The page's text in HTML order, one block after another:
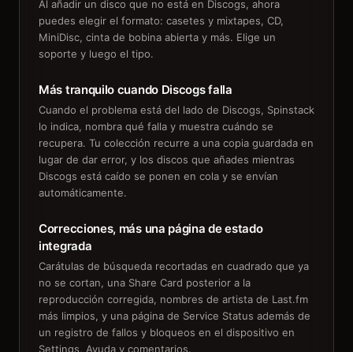
Al añadir un disco que no está en Discogs, ahora
puedes elegir el formato: casetes y mixtapes, CD,
MiniDisc, cinta de bobina abierta y más. Elige un
soporte y luego el tipo.
Más tranquilo cuando Discogs falla
Cuando el problema está del lado de Discogs, Spinstack
lo indica, nombra qué falla y muestra cuándo se
recupera. Tu colección recurre a una copia guardada en
lugar de dar error, y los discos que añades mientras
Discogs está caído se ponen en cola y se envían
automáticamente.
Correcciones, más una página de estado
integrada
Carátulas de búsqueda recortadas en cuadrado que ya
no se cortan, una Share Card posterior a la
reproducción corregida, nombres de artista de Last.fm
más limpios, y una página de Service Status además de
un registro de fallos y bloqueos en el dispositivo en
Settings, Ayuda y comentarios.